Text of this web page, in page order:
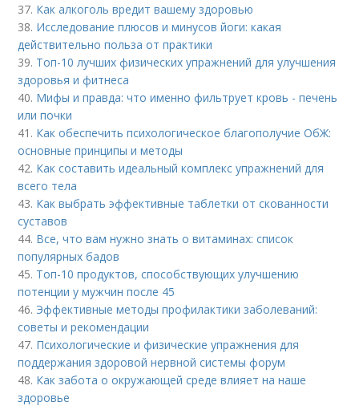
37. Как алкоголь вредит вашему здоровью
38. Исследование плюсов и минусов йоги: какая
действительно польза от практики
39. Топ-10 лучших физических упражнений для улучшения
здоровья и фитнеса
40. Мифы и правда: что именно фильтрует кровь - печень
или почки
41. Как обеспечить психологическое благополучие ОбЖ:
основные принципы и методы
42. Как составить идеальный комплекс упражнений для
всего тела
43. Как выбрать эффективные таблетки от скованности
суставов
44. Все, что вам нужно знать о витаминах: список
популярных бадов
45. Топ-10 продуктов, способствующих улучшению
потенции у мужчин после 45
46. Эффективные методы профилактики заболеваний:
советы и рекомендации
47. Психологические и физические упражнения для
поддержания здоровой нервной системы форум
48. Как забота о окружающей среде влияет на наше
здоровье